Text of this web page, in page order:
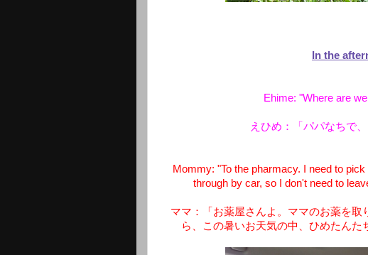
In the
Ehime: "Where are
えひめ：「パパなちで
Mommy: "To the pharmacy. I need to
through by car, so I don't need to
ママ：「お薬屋さんよ。ママのお薬を
ら、この暑いお天気の中、ひめたんた